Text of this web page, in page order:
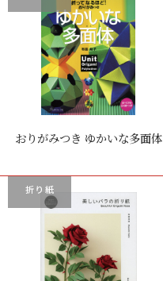
おりがみつき ゆかいな多面体
折り紙